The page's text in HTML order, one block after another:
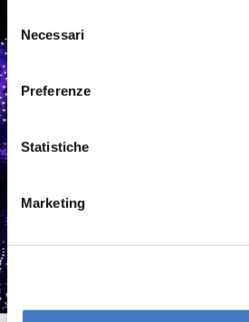
del
consenso
Necessari
Preferenze
Statistiche
Marketing
Tutti gli anni a settembre una
città di Arona con la direzione
dal